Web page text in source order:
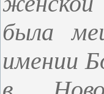
была
имении